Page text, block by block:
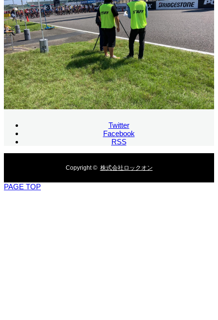
Twitter
Facebook
RSS
Copyright © 株式会社ロックオン
PAGE TOP